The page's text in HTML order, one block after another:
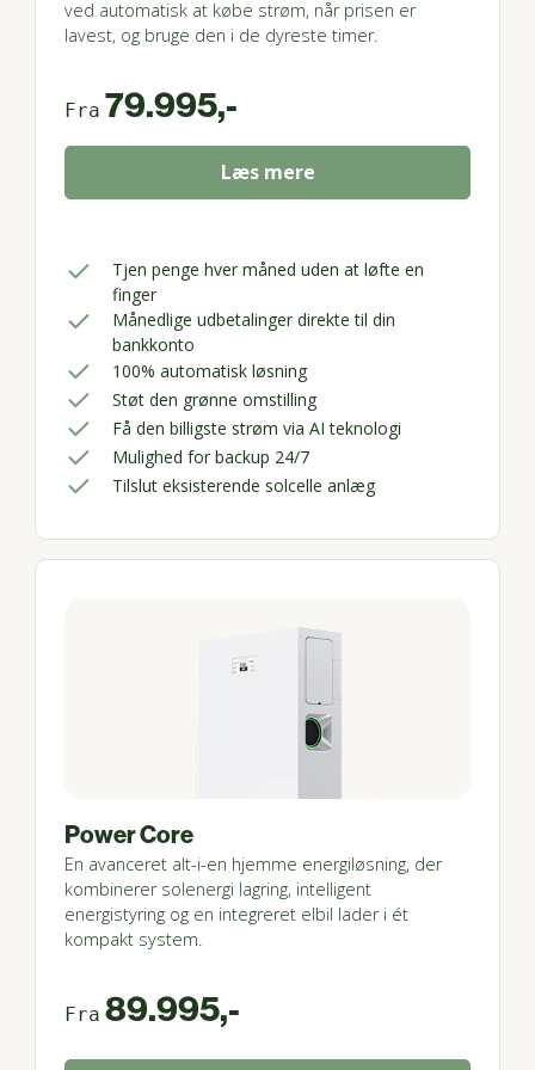
ved automatisk at købe strøm, når prisen er
lavest, og bruge den i de dyreste timer.
Fra 79.995,-
Læs mere
Tjen penge hver måned uden at løfte en
finger
Månedlige udbetalinger direkte til din
bankkonto
100% automatisk løsning
Støt den grønne omstilling
Få den billigste strøm via AI teknologi
Mulighed for backup 24/7
Tilslut eksisterende solcelle anlæg
Power Core
En avanceret alt-i-en hjemme energiløsning, der
kombinerer solenergi lagring, intelligent
energistyring og en integreret elbil lader i ét
kompakt system.
Fra 89.995,-